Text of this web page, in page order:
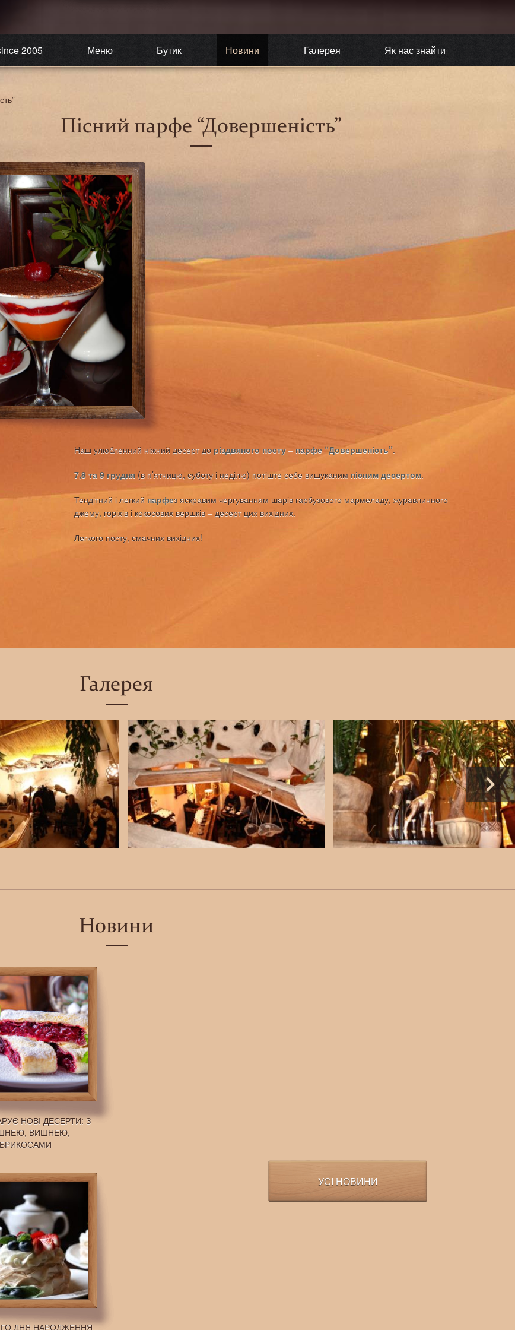
2005 Меню Бутик Новини Галерея Як нас знайти
Пісний парфе “Довершеність”
Наш улюбленний ніжний десерт до різдвяного посту– парфе “Довершеність”.
7,8 та 9 грудня (в п’ятницю, суботу і неділю) потіште себе вишуканим пісним десертом.
Тендітний і легкий парфез яскравим чергуванням шарів гарбузового мармеладу, журавлинного
джему, горіхів і кокосових вершків – десерт цих вихідних.
Легкого посту, смачних вихідних!
Галерея
Новини
НОВІ ДЕСЕРТИ: З
ВИШНЕЮ,
ГО ДНЯ НАРОДЖЕННЯ
УСІ НОВИНИ